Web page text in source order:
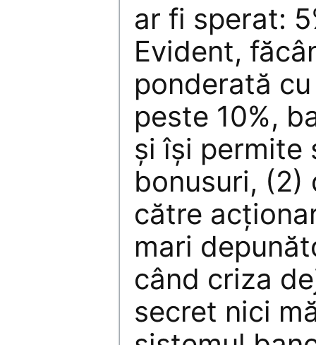
ar fi sperat:
Evident,
ponderată
peste 10%,
şi îşi permite
bonusuri, (2)
către
mari
când criza
secret nici